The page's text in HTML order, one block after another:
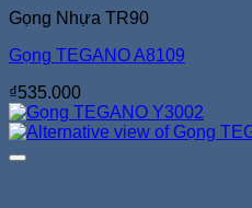
Gọng Nhựa TR90
Gọng TEGANO A8109
₫535.000